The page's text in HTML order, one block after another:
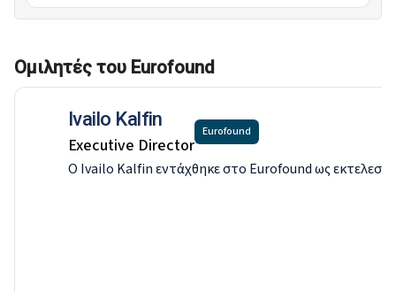
Ομιλητές του Eurofound
Ivailo Kalfin
Executive Director
Eurofound
Ο Ivailo Kalfin εντάχθηκε στο Eurofound ως